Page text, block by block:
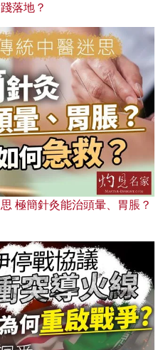
落地？
極簡針灸能治頭暈、胃脹？